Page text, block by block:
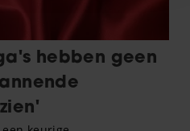
onze site met onze
en analyse. Deze
combineren met andere
verstrekt of die ze hebben
van hun services. U